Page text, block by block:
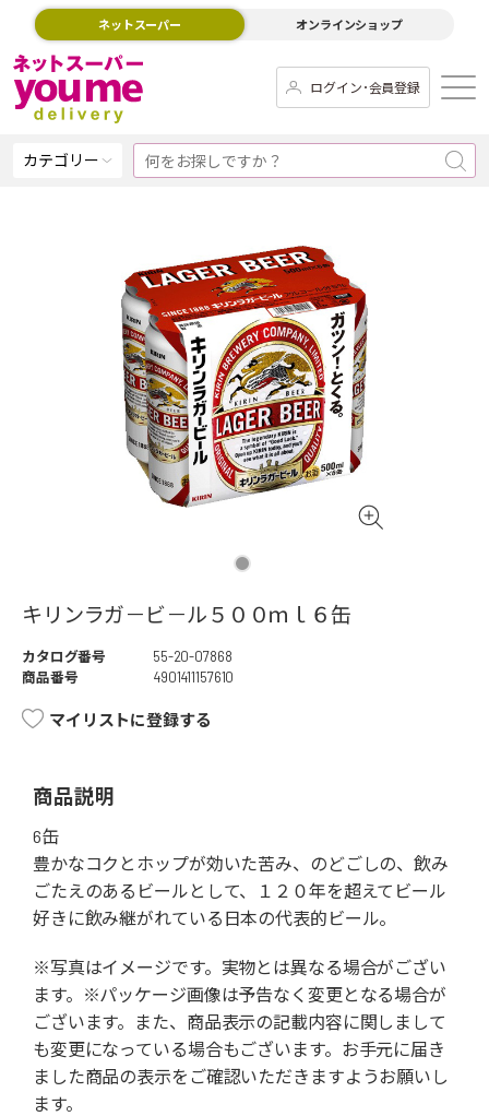
ネットスーパー オンラインショップ
ログイン･会員登録
カテゴリー
キリンラガ－ビ－ル５００ｍｌ６缶
カタログ番号
55-20-07868
商品番号
4901411157610
マイリストに登録する
商品説明
6缶
豊かなコクとホップが効いた苦み、のどごしの、飲み
ごたえのあるビールとして、１２０年を超えてビール
好きに飲み継がれている日本の代表的ビール。
※写真はイメージです。実物とは異なる場合がござい
ます。※パッケージ画像は予告なく変更となる場合が
ございます。また、商品表示の記載内容に関しまして
も変更になっている場合もございます。お手元に届き
ました商品の表示をご確認いただきますようお願いし
ます。